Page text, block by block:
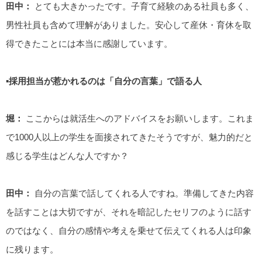
田中：
とても大きかったです。子育て経験のある社員も多く、
男性社員も含めて理解がありました。安心して産休・育休を取
得できたことには本当に感謝しています。
▪️採用担当が惹かれるのは「自分の言葉」で語る人
堀：
ここからは就活生へのアドバイスをお願いします。これま
で1000人以上の学生を面接されてきたそうですが、魅力的だと
感じる学生はどんな人ですか？
田中：
自分の言葉で話してくれる人ですね。準備してきた内容
を話すことは大切ですが、それを暗記したセリフのように話す
のではなく、自分の感情や考えを乗せて伝えてくれる人は印象
に残ります。